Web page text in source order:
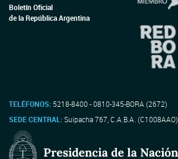
Boletín Oficial
de la República Argentina
TELÉFONOS: 5218-8400 - 0810-345-BORA (2672)
SEDE CENTRAL:Suipacha 767, C.A.B.A. (C1008AAO)